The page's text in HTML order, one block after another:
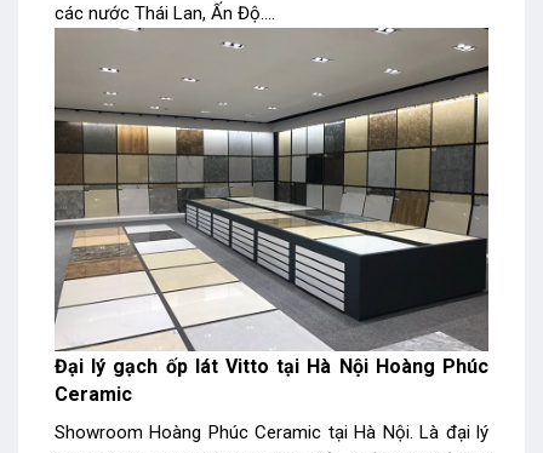
các nước Thái Lan, Ấn Độ….
Đại lý gạch ốp lát Vitto tại Hà Nội Hoàng Phúc
Ceramic
Showroom Hoàng Phúc Ceramic tại Hà Nội. Là đại lý